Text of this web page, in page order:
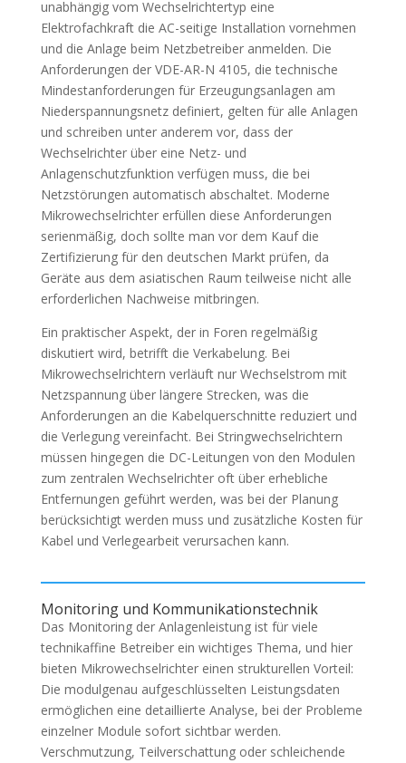
unabhängig vom Wechselrichtertyp eine
Elektrofachkraft die AC-seitige Installation vornehmen
und die Anlage beim Netzbetreiber anmelden. Die
Anforderungen der VDE-AR-N 4105, die technische
Mindestanforderungen für Erzeugungsanlagen am
Niederspannungsnetz definiert, gelten für alle Anlagen
und schreiben unter anderem vor, dass der
Wechselrichter über eine Netz- und
Anlagenschutzfunktion verfügen muss, die bei
Netzstörungen automatisch abschaltet. Moderne
Mikrowechselrichter erfüllen diese Anforderungen
serienmäßig, doch sollte man vor dem Kauf die
Zertifizierung für den deutschen Markt prüfen, da
Geräte aus dem asiatischen Raum teilweise nicht alle
erforderlichen Nachweise mitbringen.
Ein praktischer Aspekt, der in Foren regelmäßig
diskutiert wird, betrifft die Verkabelung. Bei
Mikrowechselrichtern verläuft nur Wechselstrom mit
Netzspannung über längere Strecken, was die
Anforderungen an die Kabelquerschnitte reduziert und
die Verlegung vereinfacht. Bei Stringwechselrichtern
müssen hingegen die DC-Leitungen von den Modulen
zum zentralen Wechselrichter oft über erhebliche
Entfernungen geführt werden, was bei der Planung
berücksichtigt werden muss und zusätzliche Kosten für
Kabel und Verlegearbeit verursachen kann.
Monitoring und Kommunikationstechnik
Das Monitoring der Anlagenleistung ist für viele
technikaffine Betreiber ein wichtiges Thema, und hier
bieten Mikrowechselrichter einen strukturellen Vorteil:
Die modulgenau aufgeschlüsselten Leistungsdaten
ermöglichen eine detaillierte Analyse, bei der Probleme
einzelner Module sofort sichtbar werden.
Verschmutzung, Teilverschattung oder schleichende